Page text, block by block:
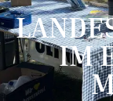
IM